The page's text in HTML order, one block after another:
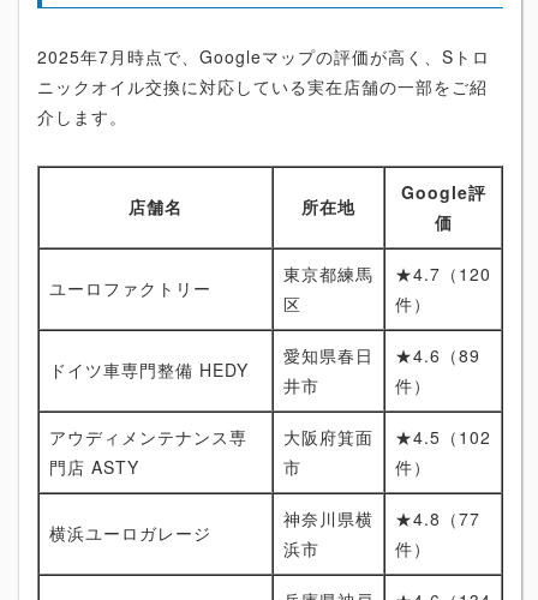
2025年7月時点で、Googleマップの評価が高く、Sトロ
ニックオイル交換に対応している実在店舗の一部をご紹
介します。
店舗名 所在地
Google評
価
ユーロファクトリー
東京都練馬
区
★4.7（120
件）
ドイツ車専門整備 HEDY
愛知県春日
井市
★4.6（89
件）
アウディメンテナンス専
門店 ASTY
大阪府箕面
市
★4.5（102
件）
横浜ユーロガレージ
神奈川県横
浜市
★4.8（77
件）